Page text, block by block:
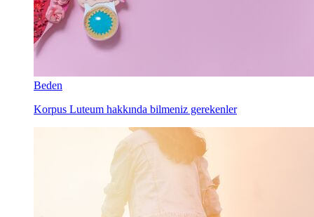
Beden
Korpus Luteum hakkında bilmeniz gerekenler